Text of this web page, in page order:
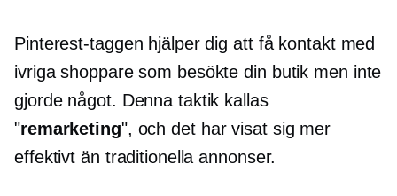
Pinterest-taggen hjälper dig att få kontakt med
ivriga shoppare som besökte din butik men inte
gjorde något. Denna taktik kallas
"remarketing", och det har visat sig mer
effektivt än traditionella annonser.